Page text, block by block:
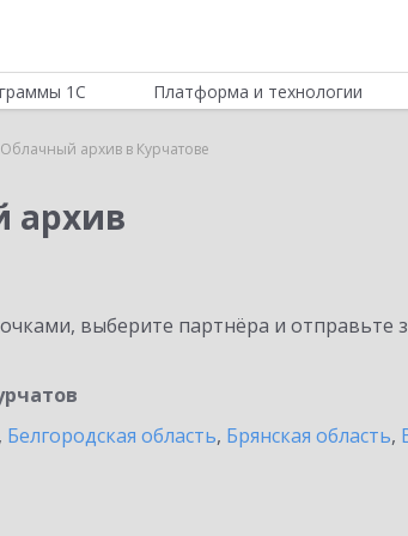
1С Платформа и технологии
архив в Курчатове
архив
выберите партнёра и отправьте
, Белгородская область, Брянская область,